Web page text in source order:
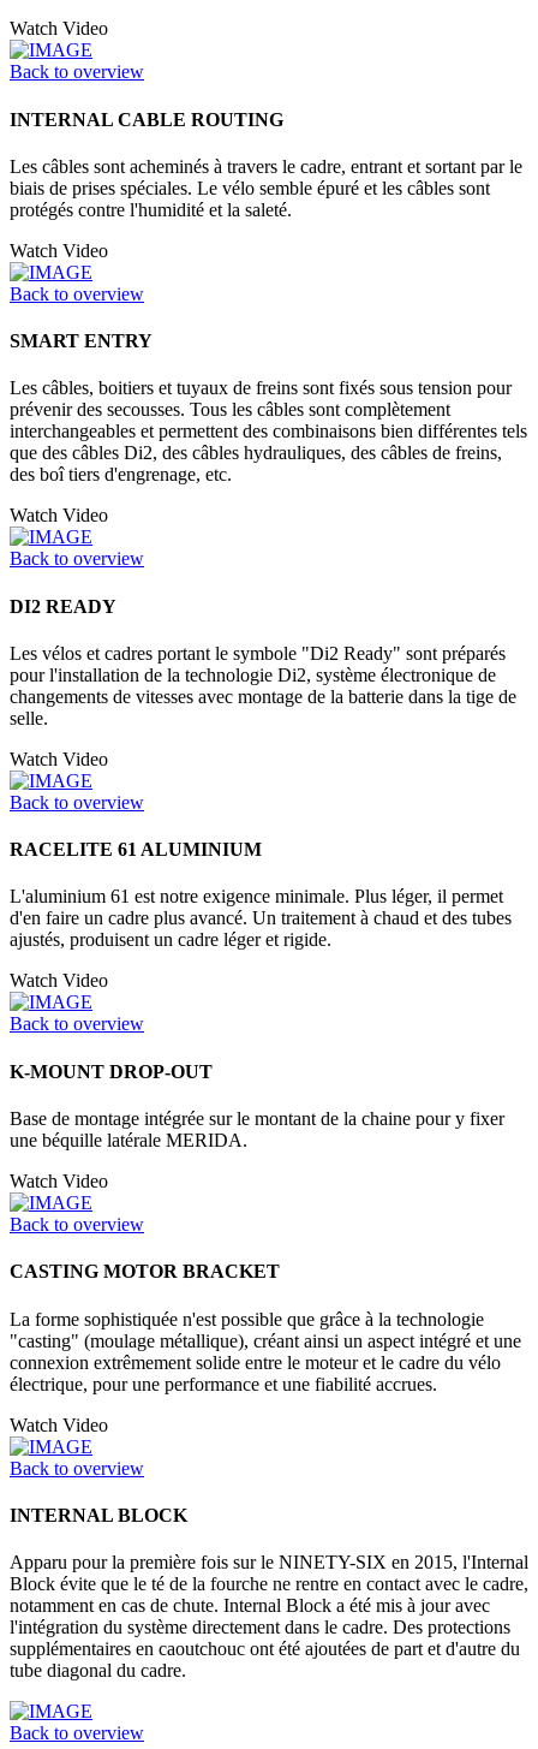
Watch Video
Back to overview
INTERNAL CABLE ROUTING
Les câbles sont acheminés à travers le cadre, entrant et sortant par le
biais de prises spéciales. Le vélo semble épuré et les câbles sont
protégés contre l'humidité et la saleté.
Watch Video
Back to overview
SMART ENTRY
Les câbles, boitiers et tuyaux de freins sont fixés sous tension pour
prévenir des secousses. Tous les câbles sont complètement
interchangeables et permettent des combinaisons bien différentes tels
que des câbles Di2, des câbles hydrauliques, des câbles de freins,
des boî tiers d'engrenage, etc.
Watch Video
Back to overview
DI2 READY
Les vélos et cadres portant le symbole "Di2 Ready" sont préparés
pour l'installation de la technologie Di2, système électronique de
changements de vitesses avec montage de la batterie dans la tige de
selle.
Watch Video
Back to overview
RACELITE 61 ALUMINIUM
L'aluminium 61 est notre exigence minimale. Plus léger, il permet
d'en faire un cadre plus avancé. Un traitement à chaud et des tubes
ajustés, produisent un cadre léger et rigide.
Watch Video
Back to overview
K-MOUNT DROP-OUT
Base de montage intégrée sur le montant de la chaine pour y fixer
une béquille latérale MERIDA.
Watch Video
Back to overview
CASTING MOTOR BRACKET
La forme sophistiquée n'est possible que grâce à la technologie
"casting" (moulage métallique), créant ainsi un aspect intégré et une
connexion extrêmement solide entre le moteur et le cadre du vélo
électrique, pour une performance et une fiabilité accrues.
Watch Video
Back to overview
INTERNAL BLOCK
Apparu pour la première fois sur le NINETY-SIX en 2015, l'Internal
Block évite que le té de la fourche ne rentre en contact avec le cadre,
notamment en cas de chute. Internal Block a été mis à jour avec
l'intégration du système directement dans le cadre. Des protections
supplémentaires en caoutchouc ont été ajoutées de part et d'autre du
tube diagonal du cadre.
Back to overview